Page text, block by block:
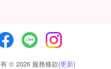
© 2026 服務條款(更新)